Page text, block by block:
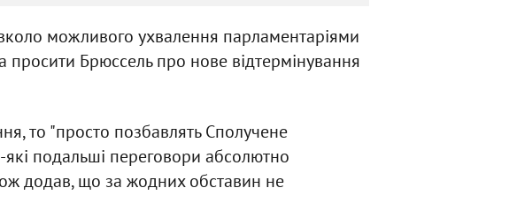
можливого ухвалення парламентаріями
Брюссель про нове відтермінування
то "просто позбавлять Сполучене
які подальші переговори абсолютно
додав, що за жодних обставин не